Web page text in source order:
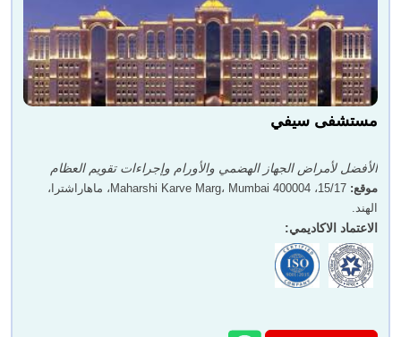
مستشفى سيفي
الأفضل لأمراض الجهاز الهضمي والأورام وإجراءات تقويم العظام
موقع:
15/17، Maharshi Karve Marg، Mumbai 400004، ماهاراشترا،
الهند.
الاعتماد الاكاديمي: